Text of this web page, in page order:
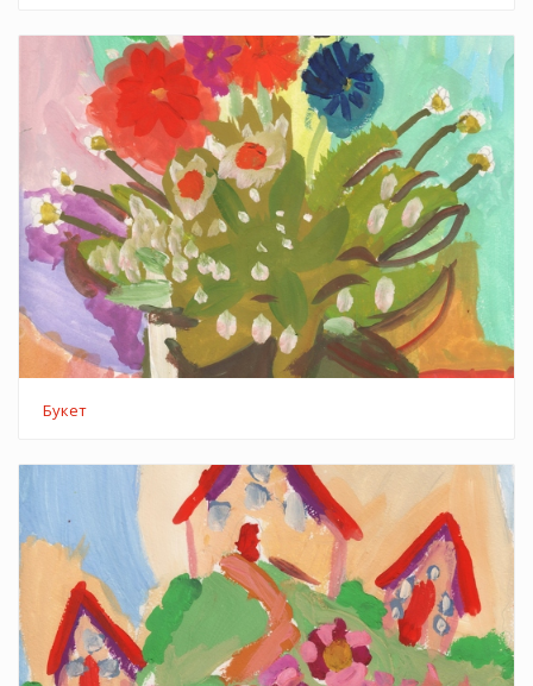
Букет